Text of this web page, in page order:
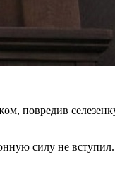
повредив
силу не вступил.